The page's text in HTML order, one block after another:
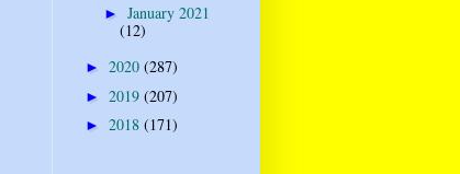
► January 2021
(12)
► 2020 (287)
► 2019 (207)
► 2018 (171)